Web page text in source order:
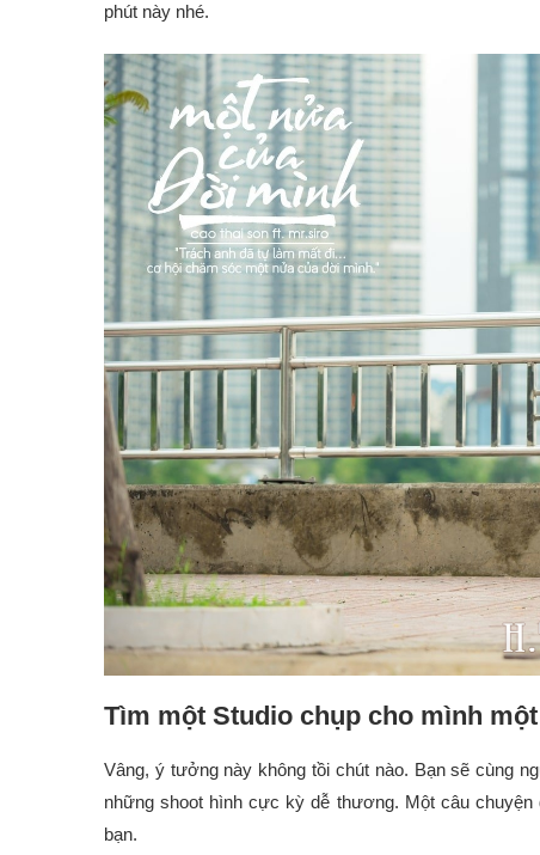
phút này nhé.
Tìm một Studio chụp cho mình
Vâng, ý tưởng này không tồi chút nào. Bạn sẽ cùng
những shoot hình cực kỳ dễ thương. Một câu
bạn.